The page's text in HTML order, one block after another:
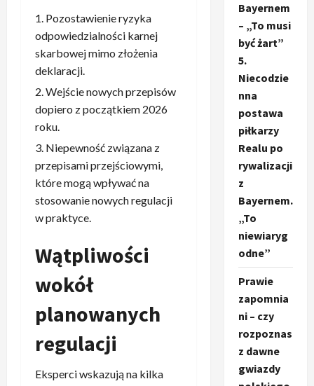
Pozostawienie ryzyka
odpowiedzialności karnej
skarbowej mimo złożenia
deklaracji.
Wejście nowych przepisów
dopiero z początkiem 2026
roku.
Niepewność związana z
przepisami przejściowymi,
które mogą wpływać na
stosowanie nowych regulacji
w praktyce.
Wątpliwości
wokół
planowanych
regulacji
Eksperci wskazują na kilka
Bayernem
– „To musi
być żart”
5.
Niecodzie
nna
postawa
piłkarzy
Realu po
rywalizacji
z
Bayernem.
„To
niewiaryg
odne”
Prawie
zapomnia
ni – czy
rozpoznas
z dawne
gwiazdy